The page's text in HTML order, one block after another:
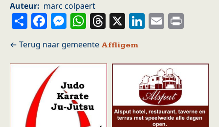
Auteur
marc colpaert
ShareFacebook
Messenger
WhatsApp
Threads
X LinkedIn
Email
Affligem